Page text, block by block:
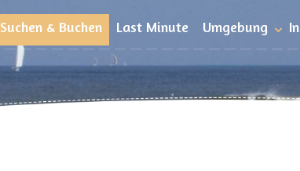
Suchen & Buchen Last Minute Umgebung